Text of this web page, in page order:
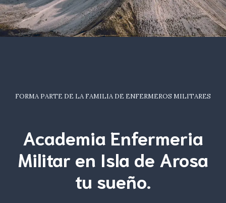
FORMA PARTE DE LA FAMILIA DE ENFERMEROS MILITARES
Academia Enfermeria
Militar en Isla de Arosa
tu sueño.